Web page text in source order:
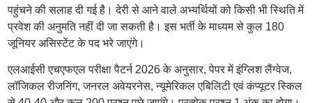
पहुंचने की सलाह दी गई है। देरी से आने वाले अभ्यर्थियों को किसी भी स्थिति में
प्रवेश की अनुमति नहीं दी जा सकती है। इस भर्ती के माध्यम से कुल 180
जूनियर असिस्टेंट के पद भरे जाएंगे।
एलआईसी एचएफएल परीक्षा पैटर्न 2026 के अनुसार, पेपर में इंग्लिश लैंग्वेज,
लॉजिकल रीजनिंग, जनरल अवेयरनेस, न्यूमेरिकल एबिलिटी एवं कंप्यूटर स्किल